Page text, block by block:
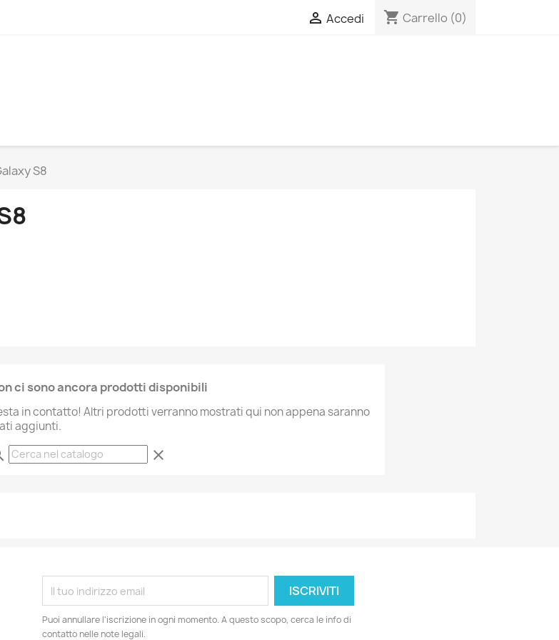
 Accedi shopping_cart Carrello (0)
S8
ci sono ancora prodotti disponibili
in contatto! Altri prodotti verranno mostrati qui non appena saranno
aggiunti.
clear
Puoi annullare l'iscrizione in ogni momento. A questo scopo, cerca le info di
contatto nelle note legali.